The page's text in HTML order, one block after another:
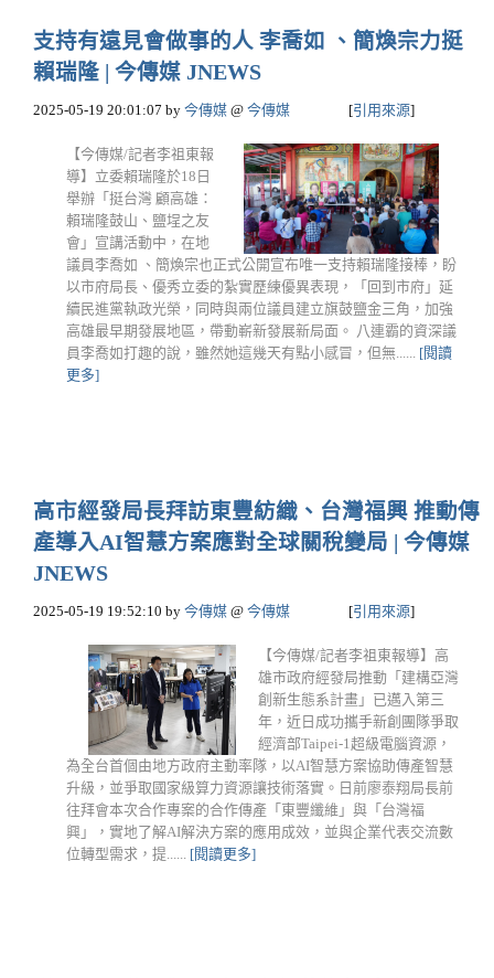
支持有遠見會做事的人 李喬如 、簡煥宗力挺
賴瑞隆 | 今傳媒 JNEWS
2025-05-19 20:01:07 by 今傳媒 @ 今傳媒 [引用來源]
【今傳媒/記者李祖東報
導】立委賴瑞隆於18日
舉辦「挺台灣 顧高雄：
賴瑞隆鼓山、鹽埕之友
會」宣講活動中，在地
議員李喬如 、簡煥宗也正式公開宣布唯一支持賴瑞隆接棒，盼
以市府局長、優秀立委的紮實歷練優異表現，「回到市府」延
續民進黨執政光榮，同時與兩位議員建立旗鼓鹽金三角，加強
高雄最早期發展地區，帶動嶄新發展新局面。 八連霸的資深議
員李喬如打趣的說，雖然她這幾天有點小感冒，但無...... [閱讀
更多]
高市經發局長拜訪東豐紡織、台灣福興 推動傳
產導入AI智慧方案應對全球關稅變局 | 今傳媒
JNEWS
2025-05-19 19:52:10 by 今傳媒 @ 今傳媒 [引用來源]
【今傳媒/記者李祖東報導】高
雄市政府經發局推動「建構亞灣
創新生態系計畫」已邁入第三
年，近日成功攜手新創團隊爭取
經濟部Taipei-1超級電腦資源，
為全台首個由地方政府主動率隊，以AI智慧方案協助傳產智慧
升級，並爭取國家級算力資源讓技術落實。日前廖泰翔局長前
往拜會本次合作專案的合作傳產「東豐纖維」與「台灣福
興」，實地了解AI解決方案的應用成效，並與企業代表交流數
位轉型需求，提...... [閱讀更多]